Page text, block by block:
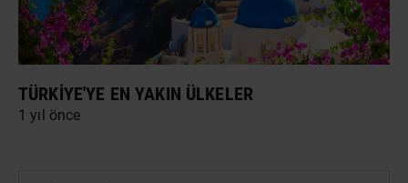
TÜRKIYE'YE EN YAKIN ÜLKELER
1 yıl önce